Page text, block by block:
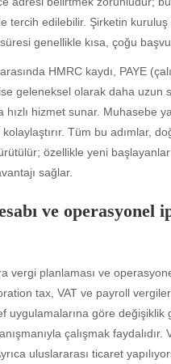
tercih edilebilir. Şirketin
genellikle kısa, çoğu
HMRC kaydı, PAYE
geleneksel olarak daha uzun
hizmet sunar. Muhasebe
Tüm bu adımlar,
özellikle yeni
sağlar.
ve operasyonel
planlaması ve
tax, VAT ve payroll
uygulamalarına göre
çalışmak
uluslararası ticaret
Categories
Automotive
beauty